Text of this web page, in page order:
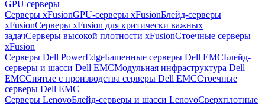
GPU серверы
Серверы xFusionGPU-серверы xFusionБлейд-серверы
xFusionСерверы xFusion для критически важных
задачСерверы высокой плотности xFusionСтоечные серверы
xFusion
Серверы Dell PowerEdgeБашенные серверы Dell EMCБлейд-
серверы и шасси Dell EMCМодульная инфраструктура Dell
EMCСнятые с производства серверы Dell EMCСтоечные
серверы Dell EMC
Серверы LenovoБлейд-серверы и шасси LenovoСверхплотные